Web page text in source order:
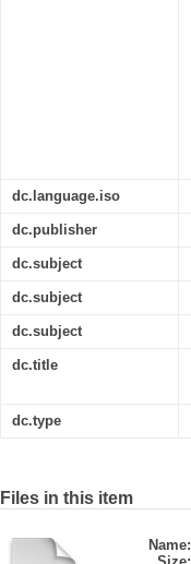
dc.language.iso
dc.publisher
dc.subject
dc.subject
dc.subject
dc.title
dc.type
Files in this item
Name: